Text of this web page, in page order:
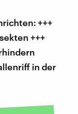
+++
+++
in der